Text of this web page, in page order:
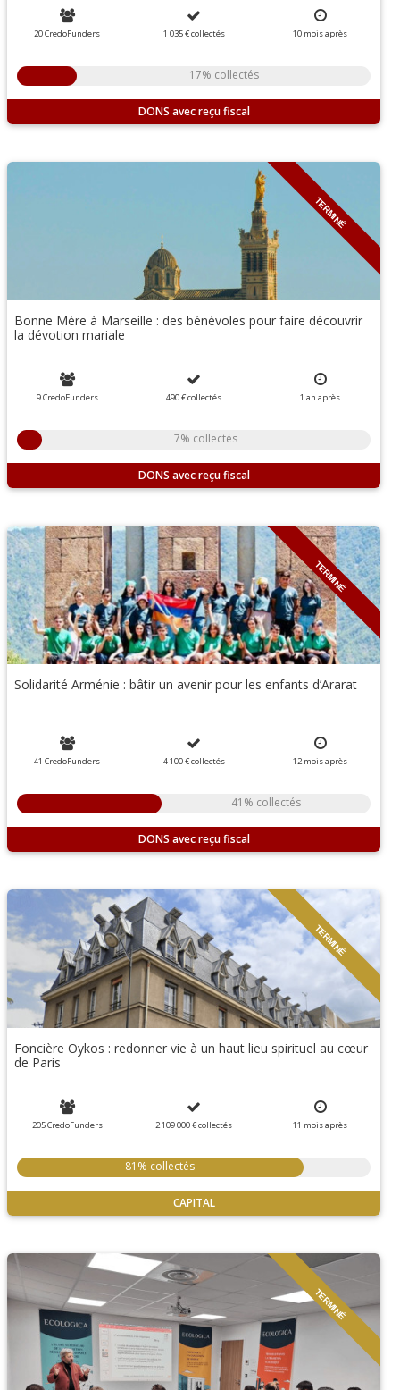
20 CredoFunders 1 035 €collectés 10 moisaprès
17% collectés
DONS
TERMINÉ
Bonne Mère à Marseille : des bénévoles pour faire découvrir
la dévotion mariale
9 CredoFunders 490 €collectés 1 an après
7% collectés
DONS
TERMINÉ
Solidarité Arménie : bâtir un avenir pour les enfants d’Ararat
41 CredoFunders 4 100 €collectés 12moisaprès
41% collectés
DONS
TERMINÉ
Foncière Oykos : redonner vie à un haut lieu spirituel au cœur
de Paris
205 CredoFunders 2 109 000 €collectés 11 moisaprès
81% collectés
CAPITAL
TERMINÉ